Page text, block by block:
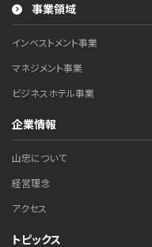
事業領域
インベストメント事業
マネジメント事業
ビジネスホテル事業
企業情報
山忠について
経営理念
アクセス
トピックス